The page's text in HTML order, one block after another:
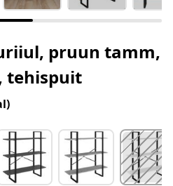
pruun tamm,
tehispuit